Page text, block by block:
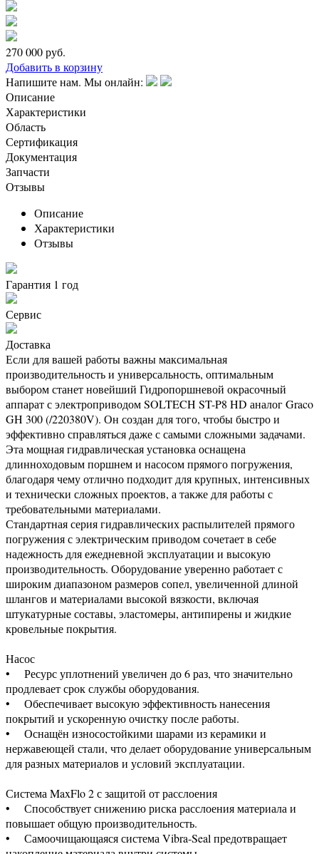
270 000руб.
Добавить в корзину
Напишите нам. Мы онлайн:
Описание
Характеристики
Область
Сертификация
Документация
Запчасти
Отзывы
Описание
Характеристики
Отзывы
Гарантия 1 год
Сервис
Доставка
Если для вашей работы важны максимальная
производительность и универсальность, оптимальным
выбором станет новейший Гидропоршневой окрасочный
аппарат с электроприводом SOLTECH ST-P8 HD аналог Graco
GH 300 (/220380V). Он создан для того, чтобы быстро и
эффективно справляться даже с самыми сложными задачами.
Эта мощная гидравлическая установка оснащена
длинноходовым поршнем и насосом прямого погружения,
благодаря чему отлично подходит для крупных, интенсивных
и технически сложных проектов, а также для работы с
требовательными материалами.
Стандартная серия гидравлических распылителей прямого
погружения с электрическим приводом сочетает в себе
надежность для ежедневной эксплуатации и высокую
производительность. Оборудование уверенно работает с
широким диапазоном размеров сопел, увеличенной длиной
шлангов и материалами высокой вязкости, включая
штукатурные составы, эластомеры, антипирены и жидкие
кровельные покрытия.
Насос
• Ресурс уплотнений увеличен до 6 раз, что значительно
продлевает срок службы оборудования.
• Обеспечивает высокую эффективность нанесения
покрытий и ускоренную очистку после работы.
• Оснащён износостойкими шарами из керамики и
нержавеющей стали, что делает оборудование универсальным
для разных материалов и условий эксплуатации.
Система MaxFlo 2 с защитой от расслоения
• Способствует снижению риска расслоения материала и
повышает общую производительность.
• Самоочищающаяся система Vibra-Seal предотвращает